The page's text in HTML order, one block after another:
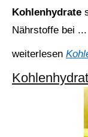
Kohlenhydrate
Nährstoffe bei ...
weiterlesen